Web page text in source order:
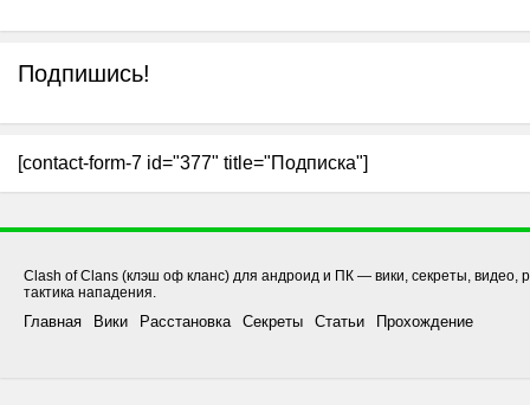
Подпишись!
[contact-form-7 id="377" title="Подписка"]
Clash of Clans (клэш оф кланс) для андроид и ПК — вики, секреты, видео,
тактика нападения.
Главная Вики Расстановка Секреты Статьи Прохождение